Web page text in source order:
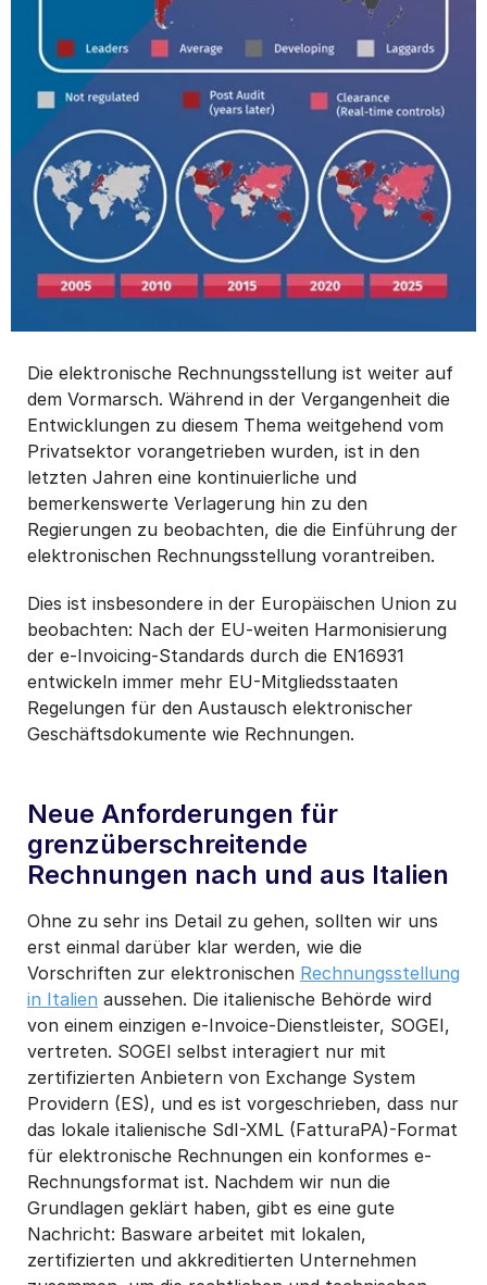
Die elektronische Rechnungsstellung ist weiter auf
dem Vormarsch. Während in der Vergangenheit die
Entwicklungen zu diesem Thema weitgehend vom
Privatsektor vorangetrieben wurden, ist in den
letzten Jahren eine kontinuierliche und
bemerkenswerte Verlagerung hin zu den
Regierungen zu beobachten, die die Einführung der
elektronischen Rechnungsstellung vorantreiben.
Dies ist insbesondere in der Europäischen Union zu
beobachten: Nach der EU-weiten Harmonisierung
der e-Invoicing-Standards durch die EN16931
entwickeln immer mehr EU-Mitgliedsstaaten
Regelungen für den Austausch elektronischer
Geschäftsdokumente wie Rechnungen.
Neue Anforderungen für
grenzüberschreitende
Rechnungen nach und aus Italien
Ohne zu sehr ins Detail zu gehen, sollten wir uns
erst einmal darüber klar werden, wie die
Vorschriften zur elektronischen Rechnungsstellung
in Italien aussehen. Die italienische Behörde wird
von einem einzigen e-Invoice-Dienstleister, SOGEI,
vertreten. SOGEI selbst interagiert nur mit
zertifizierten Anbietern von Exchange System
Providern (ES), und es ist vorgeschrieben, dass nur
das lokale italienische SdI-XML (FatturaPA)-Format
für elektronische Rechnungen ein konformes e-
Rechnungsformat ist. Nachdem wir nun die
Grundlagen geklärt haben, gibt es eine gute
Nachricht: Basware arbeitet mit lokalen,
zertifizierten und akkreditierten Unternehmen